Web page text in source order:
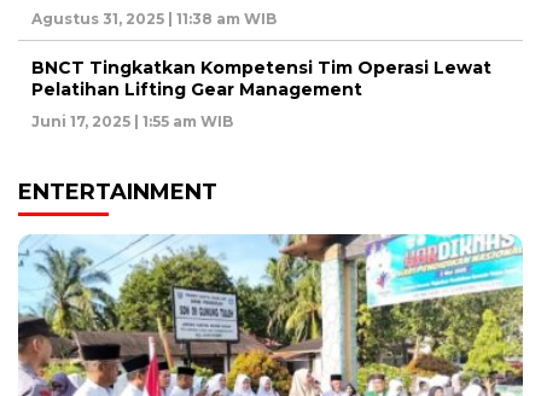
Agustus 31, 2025 | 11:38 am WIB
BNCT Tingkatkan Kompetensi Tim Operasi Lewat
Pelatihan Lifting Gear Management
Juni 17, 2025 | 1:55 am WIB
ENTERTAINMENT